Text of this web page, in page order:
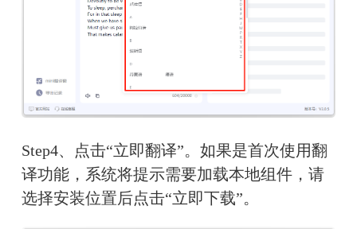
Step4、点击“立即翻译”。如果是首次使用翻
译功能，系统将提示需要加载本地组件，请
选择安装位置后点击“立即下载”。